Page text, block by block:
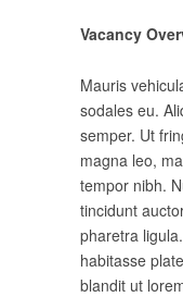
Vacancy
Mauris
sodales eu.
semper. Ut
magna leo,
tempor nibh.
tincidunt
pharetra
habitasse
blandit ut